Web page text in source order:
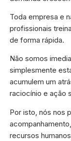
Toda empresa e
profissionais
de forma rápida.
Não somos
simplesmente
acumulem um
raciocínio e ação
Por isto, nós nos
recursos